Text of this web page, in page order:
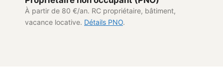
À partir de 80 €/an. RC propriétaire, bâtiment,
vacance locative. Détails PNO.